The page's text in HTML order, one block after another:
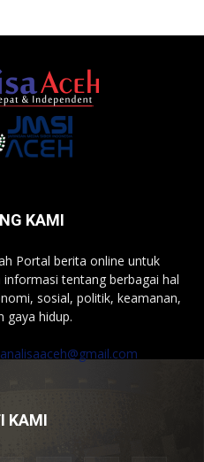
KAMI
Portal berita online untuk
tentang berbagai hal
sosial, politik, keamanan,
gaya hidup.
KAMI